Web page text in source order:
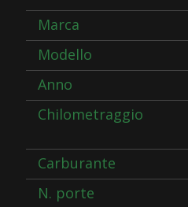
Marca
Modello
Anno
Chilometraggio
Carburante
N. porte